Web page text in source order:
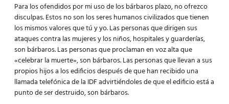
Para los ofendidos por mi uso de los bárbaros plazo, no ofrezco
disculpas. Estos no son los seres humanos civilizados que tienen
los mismos valores que tú y yo. Las personas que dirigen sus
ataques contra las mujeres y los niños, hospitales y guarderías,
son bárbaros. Las personas que proclaman en voz alta que
«celebrar la muerte», son bárbaros. Las personas que llevan a sus
propios hijos a los edificios después de que han recibido una
llamada telefónica de la IDF advirtiéndoles de que el edificio está a
punto de ser destruido, son bárbaros.